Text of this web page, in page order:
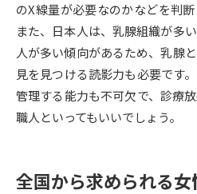
来場型・Web型イベント特集
受験準備
のX線量が必要なのかなどを判
また、日本人は、乳腺組織が多
人が多い傾向があるため、乳腺
見を見つける読影力も必要です
管理する能力も不可欠で、診療
職人といってもいいでしょう。
全国から求められる